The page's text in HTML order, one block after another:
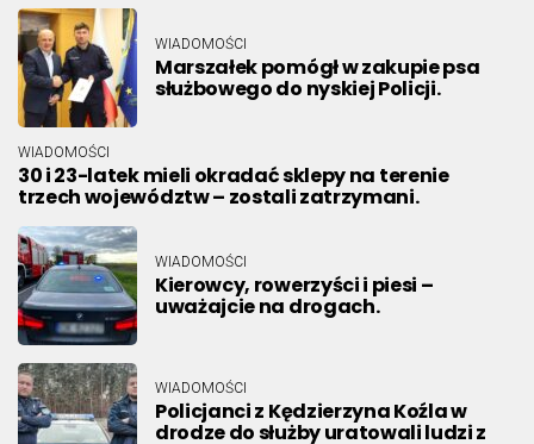
WIADOMOŚCI
Marszałek pomógł w zakupie psa
służbowego do nyskiej Policji.
WIADOMOŚCI
30 i 23-latek mieli okradać sklepy na terenie
trzech województw – zostali zatrzymani.
WIADOMOŚCI
Kierowcy, rowerzyści i piesi –
uważajcie na drogach.
WIADOMOŚCI
Policjanci z Kędzierzyna Koźla w
drodze do służby uratowali ludzi z